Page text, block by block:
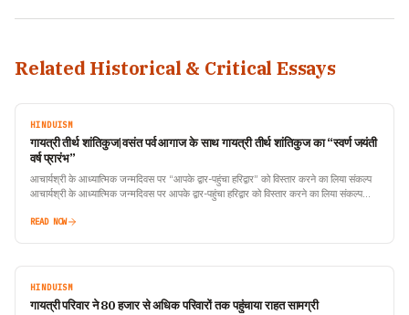
Related Historical & Critical Essays
HINDUISM
गायत्री तीर्थ शांतिकुज|वसंत पर्व आगाज के साथ गायत्री तीर्थ शांतिकुज का “स्वर्ण जयंती
वर्ष प्रारंभ”
आचार्यश्री के आध्यात्मिक जन्मदिवस पर “आपके द्वार-पहुंचा हरिद्वार” को विस्तार करने का लिया संकल्प
आचार्यश्री के आध्यात्मिक जन्मदिवस पर आपके द्वार-पहुंचा हरिद्वार को विस्तार करने का लिया संकल्प…
READ NOW
HINDUISM
गायत्री परिवार ने 80 हजार से अधिक परिवारों तक पहुंचाया राहत सामग्री